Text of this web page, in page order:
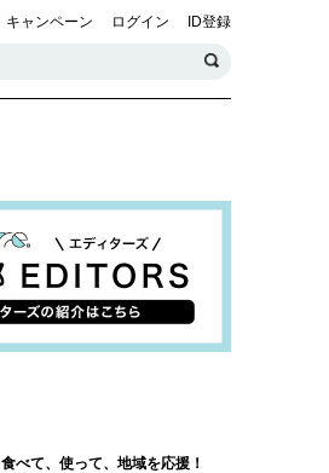
キャンペーン ログイン ID登録
食べて、使って、地域を応援！